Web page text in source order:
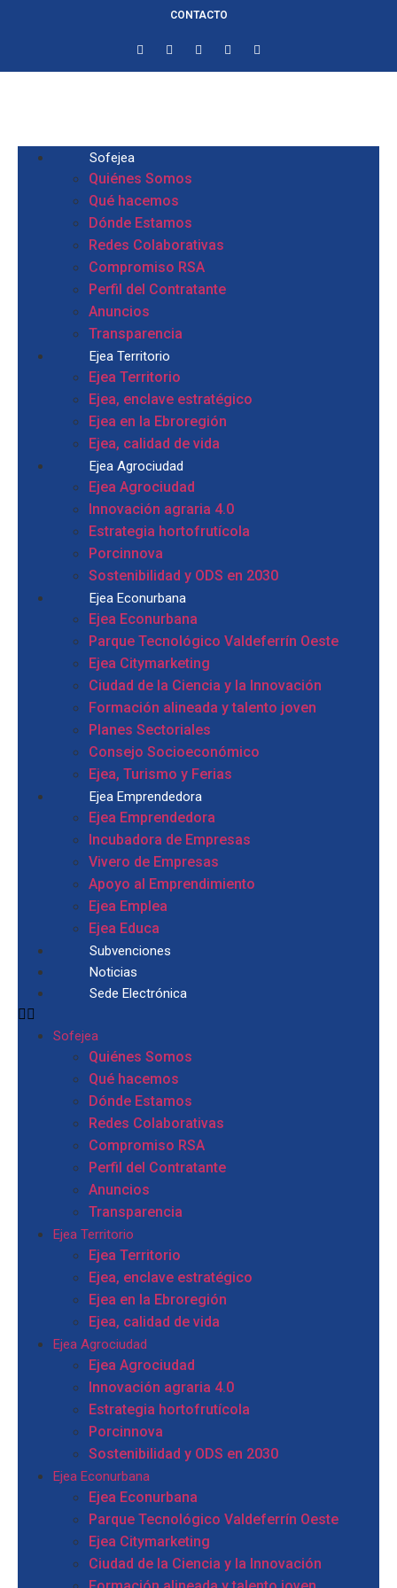
CONTACTO
Sofejea
Quiénes Somos
Qué hacemos
Dónde Estamos
Redes Colaborativas
Compromiso RSA
Perfil del Contratante
Anuncios
Transparencia
Ejea Territorio
Ejea Territorio
Ejea, enclave estratégico
Ejea en la Ebroregión
Ejea, calidad de vida
Ejea Agrociudad
Ejea Agrociudad
Innovación agraria 4.0
Estrategia hortofrutícola
Porcinnova
Sostenibilidad y ODS en 2030
Ejea Econurbana
Ejea Econurbana
Parque Tecnológico Valdeferrín Oeste
Ejea Citymarketing
Ciudad de la Ciencia y la Innovación
Formación alineada y talento joven
Planes Sectoriales
Consejo Socioeconómico
Ejea, Turismo y Ferias
Ejea Emprendedora
Ejea Emprendedora
Incubadora de Empresas
Vivero de Empresas
Apoyo al Emprendimiento
Ejea Emplea
Ejea Educa
Subvenciones
Noticias
Sede Electrónica
Sofejea
Quiénes Somos
Qué hacemos
Dónde Estamos
Redes Colaborativas
Compromiso RSA
Perfil del Contratante
Anuncios
Transparencia
Ejea Territorio
Ejea Territorio
Ejea, enclave estratégico
Ejea en la Ebroregión
Ejea, calidad de vida
Ejea Agrociudad
Ejea Agrociudad
Innovación agraria 4.0
Estrategia hortofrutícola
Porcinnova
Sostenibilidad y ODS en 2030
Ejea Econurbana
Ejea Econurbana
Parque Tecnológico Valdeferrín Oeste
Ejea Citymarketing
Ciudad de la Ciencia y la Innovación